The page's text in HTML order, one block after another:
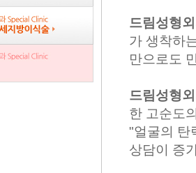
드림성형
가 생착하
만으로도
드림성형
한 고순도
"얼굴의 탄
상담이 증